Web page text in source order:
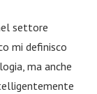
settore
mi definisco
ma anche